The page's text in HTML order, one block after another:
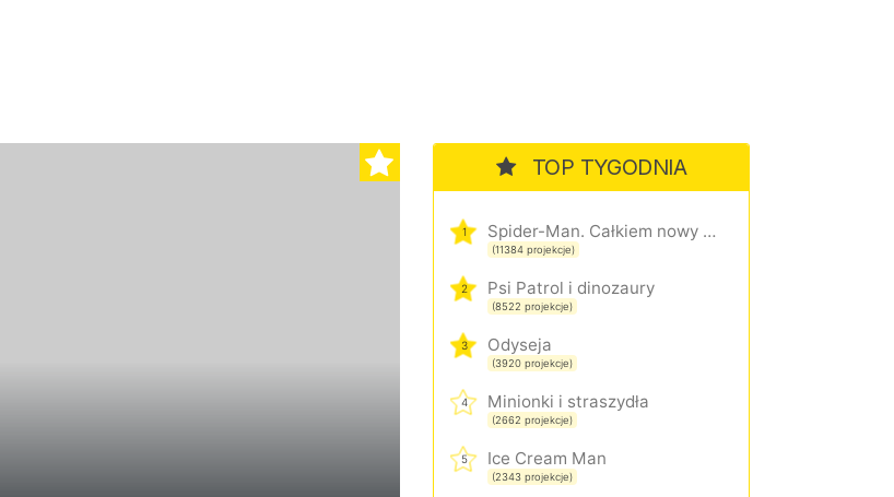
TOP TYGODNIA
1 Spider-Man. Całkiem nowy dzień
(11384 projekcje)
2 Psi Patrol i dinozaury
(8522 projekcje)
3 Odyseja
(3920 projekcje)
4 Minionki i straszydła
(2662 projekcje)
5 Ice Cream Man
(2343 projekcje)